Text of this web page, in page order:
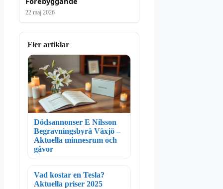
22 maj 2026
Fler artiklar
Dödsannonser E Nilsson
Begravningsbyrå Växjö –
Aktuella minnesrum och
gåvor
Vad kostar en Tesla?
Aktuella priser 2025